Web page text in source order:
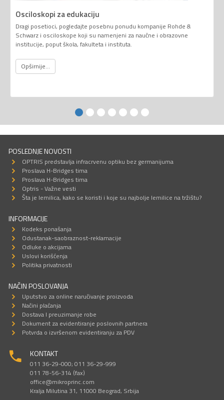
Osciloskopi za edukaciju
Dragi posetioci, pogledajte posebnu ponudu kompanije Rohde &
Schwarz i osciloskope koji su namenjeni za naučne i obrazovne
institucije, poput škola, fakulteta i instituta.
Opširnije...
POSLEDNJE NOVOSTI
OPTRIS predstavlja infracrvenu optiku bez germanijuma
Proslava H-Bridges tima
Proslava H-Bridges tima
Optris - Važne vesti
Šta je lemilica, kako se koristi i koje su najbolje lemilice na tržištu?
INFORMACIJE
Kodeks ponašanja
Odustanak-saobraznost-reklamacije
Odluke o akcijama
Uslovi korišćenja
Politika privatnosti
NAČIN POSLOVANJA
Uputstvo za online naručivanje proizvoda
Načini plaćanja
Dostava I preuzimanje robe
Dokument za evidentiranje poslovnih partnera
Potvrda o izvršenom evidentiranju za PDV
KONTAKT
011 36-29-000; 011 36-29-999
011 78-56-314 (fax)
office@mikroprinc.com
Kralja Milutina 31, 11000 Beograd, Srbija